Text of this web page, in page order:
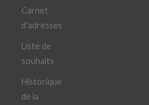
Carnet
d'adresses
Liste de
souhaits
Historique
de la